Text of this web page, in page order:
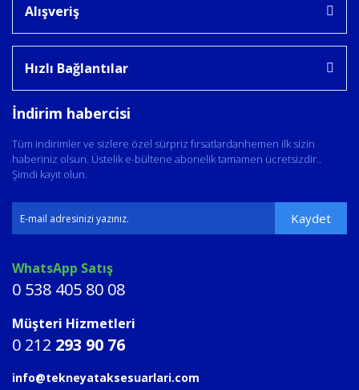
Alışveriş
Hızlı Bağlantılar
İndirim habercisi
Tüm indirimler ve sizlere özel sürpriz fırsatlardanhemen ilk sizin
haberiniz olsun. Üstelik e-bültene abonelik tamamen ücretsizdir..
Şimdi kayıt olun.
Kaydet
WhatsApp Satış
0 538 405 80 08
Müşteri Hizmetleri
0 212 293 90 76
info@tekneyataksesuarlari.com